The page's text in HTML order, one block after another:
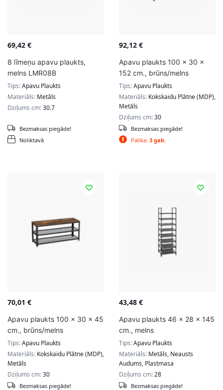
69,42 €
8 līmeņu apavu plaukts,
melns LMR08B
Tips:Apavu Plaukts
Materiāls: Metāls
Dziļums cm:30.7
Noliktavā
Bezmaksas piegāde!
92,12 €
Apavu plaukts 100 x 30 x
152 cm., brūns/melns
Tips:Apavu Plaukts
Materiāls: Kokskaidu Plātne (MDP),
Metāls
Dziļums cm:30
Palika: 3 gab.
Bezmaksas piegāde!
70,01 €
Apavu plaukts 100 x 30 x 45
cm., brūns/melns
Tips:Apavu Plaukts
Materiāls: Kokskaidu Plātne (MDP),
Metāls
Dziļums cm:30
Bezmaksas piegāde!
43,48 €
Apavu plaukts 46 x 28 x 145
cm., melns
Tips:Apavu Plaukts
Materiāls: Metāls, Neausts
Audums, Plastmasa
Dziļums cm:28
Bezmaksas piegāde!